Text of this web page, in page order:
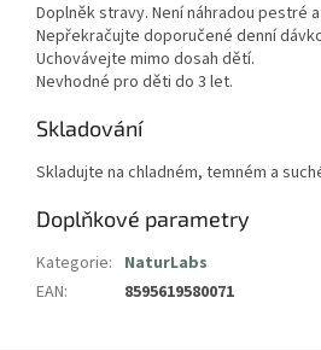
Doplněk stravy. Není náhradou pestré
Nepřekračujte doporučené denní
Uchovávejte mimo dosah dětí.
Nevhodné pro děti do 3 let.
Skladování
Skladujte na chladném, temném a
Doplňkové parametry
Kategorie: NaturLabs
EAN: 8595619580071